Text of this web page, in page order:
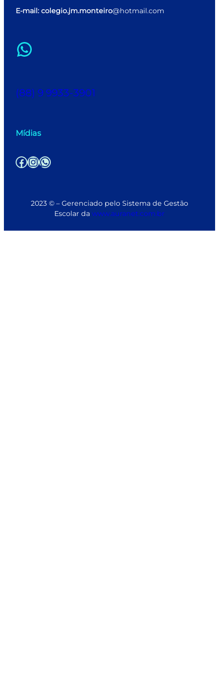
E-mail: colegio.jm.monteiro@hotmail.com
WhatsApp
(88) 9 9933-3901
Mídias
Facebook InstagramWhatsApp
2023 © – Gerenciado pelo Sistema de Gestão
Escolar da www.auranet.com.br